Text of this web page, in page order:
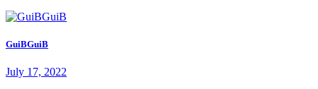
GuiBGuiB
July 17, 2022